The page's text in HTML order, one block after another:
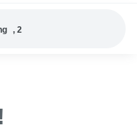
, 2